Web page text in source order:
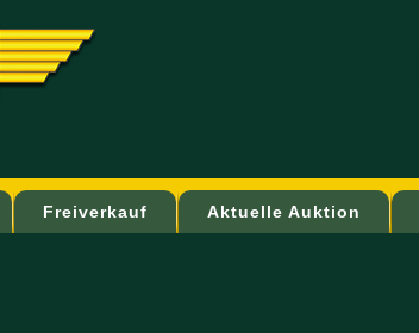
Freiverkauf Aktuelle Auktion